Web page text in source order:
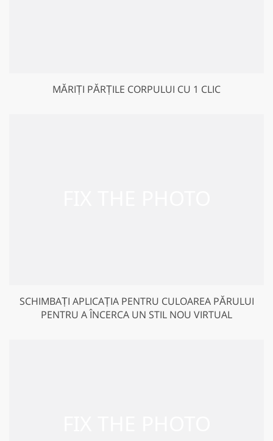
MĂRIȚI PĂRȚILE CORPULUI CU 1 CLIC
SCHIMBAȚI APLICAȚIA PENTRU CULOAREA PĂRULUI
PENTRU A ÎNCERCA UN STIL NOU VIRTUAL